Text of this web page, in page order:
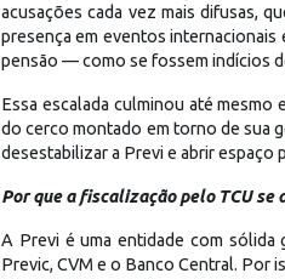
acusações cada vez mais difusas,
presença em eventos
pensão — como se fossem indícios
Essa escalada culminou até
do cerco montado em torno de sua
desestabilizar a Previ e abrir espaço
Por que a fiscalização pelo TCU
A Previ é uma entidade com sólida
Previc, CVM e o Banco Central. Por